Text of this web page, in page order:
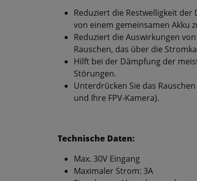
Reduziert die Restwelligkeit
von einem gemeinsamen Akku
Reduziert die Auswirkungen
Rauschen, das über die
Hilft bei der Dämpfung der
Störungen.
Unterdrücken Sie das
und Ihre FPV-Kamera).
Technische Daten:
Max. 30V Eingang
Maximaler Strom: 3A